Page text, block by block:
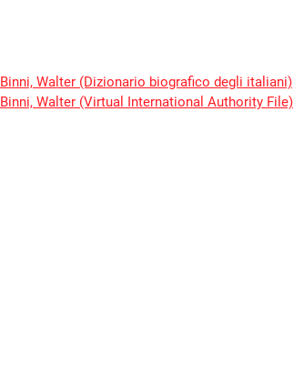
Binni, Walter (Dizionario biografico degli italiani)
Binni, Walter (Virtual International Authority File)